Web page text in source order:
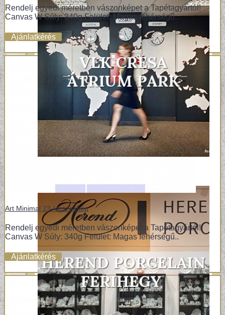
Rendelj egyedi méretben vászonképet a Tapétagyártól!
Canvas W Súly: 340g Felület: Magas fehérségű..
Ajánlatkérés
Art Minimal 23-Vászonkép
Rendelj egyedi méretben vászonképet a Tapétagyártól!
Canvas W Súly: 340g Felület: Magas fehérségű..
Ajánlatkérés